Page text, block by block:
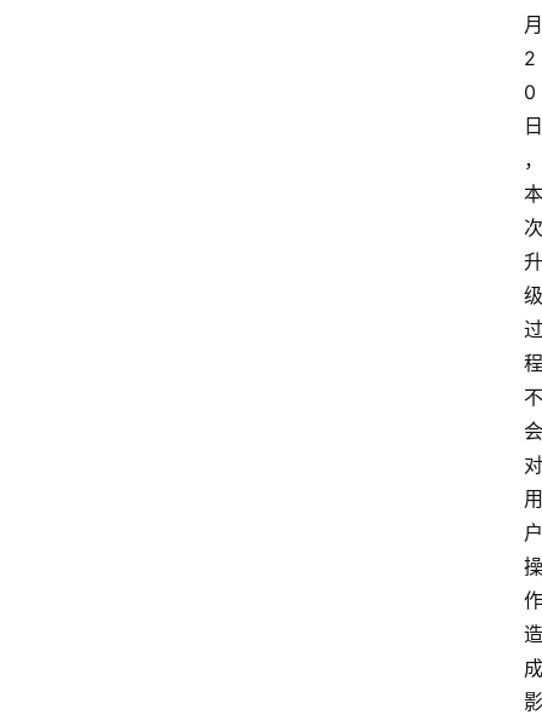
月
2
0
日
，
本
次
升
级
过
程
不
会
对
用
户
操
作
造
成
影